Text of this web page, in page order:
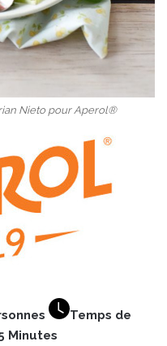
Nieto pour Aperol®
Temps de
Minutes